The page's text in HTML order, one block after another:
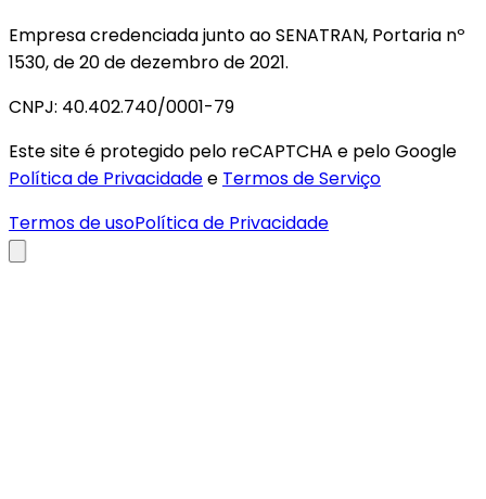
Empresa credenciada junto ao SENATRAN, Portaria nº
1530, de 20 de dezembro de 2021.
CNPJ: 40.402.740/0001-79
Este site é protegido pelo reCAPTCHA e pelo Google
Política de Privacidadee Termos de Serviço
Termos de usoPolítica de Privacidade